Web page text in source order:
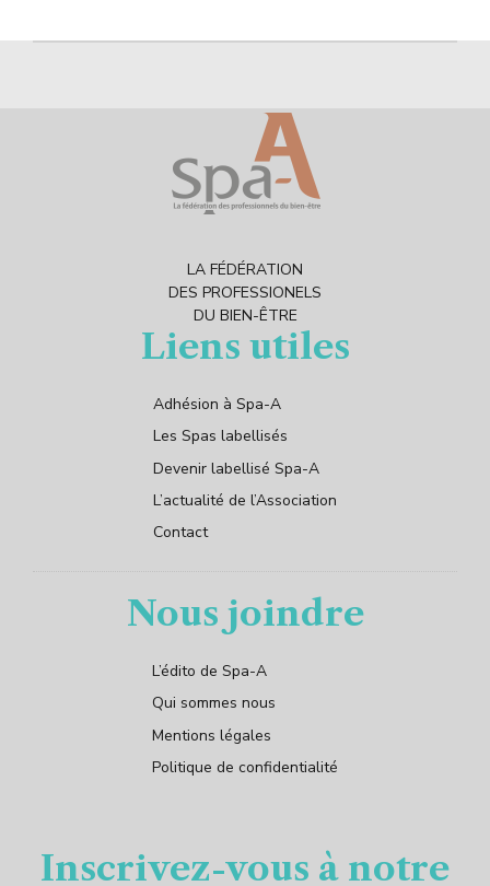
LA FÉDÉRATION
DES PROFESSIONELS
DU BIEN-ÊTRE
Liens utiles
Adhésion à Spa-A
Les Spas labellisés
Devenir labellisé Spa-A
L’actualité de l’Association
Contact
Nous joindre
L’édito de Spa-A
Qui sommes nous
Mentions légales
Politique de confidentialité
Inscrivez-vous à notre